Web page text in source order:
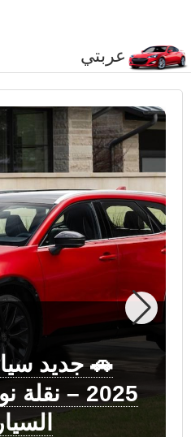
الرئيسي
عربتي
🚗 جديد
2025 –